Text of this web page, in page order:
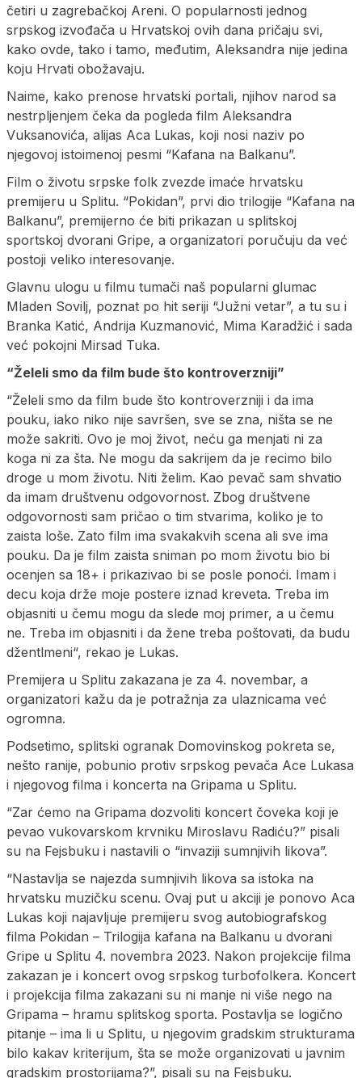
četiri u zagrebačkoj Areni. O popularnosti jednog
srpskog izvođača u Hrvatskoj ovih dana pričaju svi,
kako ovde, tako i tamo, međutim, Aleksandra nije jedina
koju Hrvati obožavaju.
Naime, kako prenose hrvatski portali, njihov narod sa
nestrpljenjem čeka da pogleda film Aleksandra
Vuksanovića, alijas Aca Lukas, koji nosi naziv po
njegovoj istoimenoj pesmi “Kafana na Balkanu”.
Film o životu srpske folk zvezde imaće hrvatsku
premijeru u Splitu. “Pokidan”, prvi dio trilogije “Kafana na
Balkanu”, premijerno će biti prikazan u splitskoj
sportskoj dvorani Gripe, a organizatori poručuju da već
postoji veliko interesovanje.
Glavnu ulogu u filmu tumači naš popularni glumac
Mladen Sovilj, poznat po hit seriji “Južni vetar”, a tu su i
Branka Katić, Andrija Kuzmanović, Mima Karadžić i sada
već pokojni Mirsad Tuka.
“Želeli smo da film bude što kontroverzniji”
“Želeli smo da film bude što kontroverzniji i da ima
pouku, iako niko nije savršen, sve se zna, ništa se ne
može sakriti. Ovo je moj život, neću ga menjati ni za
koga ni za šta. Ne mogu da sakrijem da je recimo bilo
droge u mom životu. Niti želim. Kao pevač sam shvatio
da imam društvenu odgovornost. Zbog društvene
odgovornosti sam pričao o tim stvarima, koliko je to
zaista loše. Zato film ima svakakvih scena ali sve ima
pouku. Da je film zaista sniman po mom životu bio bi
ocenjen sa 18+ i prikazivao bi se posle ponoći. Imam i
decu koja drže moje postere iznad kreveta. Treba im
objasniti u čemu mogu da slede moj primer, a u čemu
ne. Treba im objasniti i da žene treba poštovati, da budu
džentlmeni“, rekao je Lukas.
Premijera u Splitu zakazana je za 4. novembar, a
organizatori kažu da je potražnja za ulaznicama već
ogromna.
Podsetimo, splitski ogranak Domovinskog pokreta se,
nešto ranije, pobunio protiv srpskog pevača Ace Lukasa
i njegovog filma i koncerta na Gripama u Splitu.
“Zar ćemo na Gripama dozvoliti koncert čoveka koji je
pevao vukovarskom krvniku Miroslavu Radiću?” pisali
su na Fejsbuku i nastavili o “invaziji sumnjivih likova”.
“Nastavlja se najezda sumnjivih likova sa istoka na
hrvatsku muzičku scenu. Ovaj put u akciji je ponovo Aca
Lukas koji najavljuje premijeru svog autobiografskog
filma Pokidan – Trilogija kafana na Balkanu u dvorani
Gripe u Splitu 4. novembra 2023. Nakon projekcije filma
zakazan je i koncert ovog srpskog turbofolkera. Koncert
i projekcija filma zakazani su ni manje ni više nego na
Gripama – hramu splitskog sporta. Postavlja se logično
pitanje – ima li u Splitu, u njegovim gradskim strukturama
bilo kakav kriterijum, šta se može organizovati u javnim
gradskim prostorijama?”, pisali su na Fejsbuku.